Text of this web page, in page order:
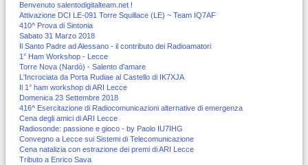
Benvenuto salentodigitalteam.net !
Attivazione DCI LE-091 Torre Squillace (LE) ~ Team IQ7AF
410^ Prova di Sintonia
Sabato 31 Marzo 2018
Il Santo Padre ad Alessano - il contributo dei Radioamatori
1° Ham Workshop - Lecce
Torre Nova (Nardò) - Salento d'amare
L'Incrociata da Porta Rudiae al Castello di IK7XJA
Il 1° ham workshop di ARI Lecce
Domenica 23 Settembre 2018
416^ Esercitazione di Radiocomunicazioni alternative di emergenza
Cena degli amici di ARI Lecce
Radiosonde: passione e gioco - by Paolo IU7IHG
Convegno a Lecce sui Sistemi di Telecomunicazione
Cena natalizia con estrazione dei premi di ARI Lecce
Tributo a Enrico Sava